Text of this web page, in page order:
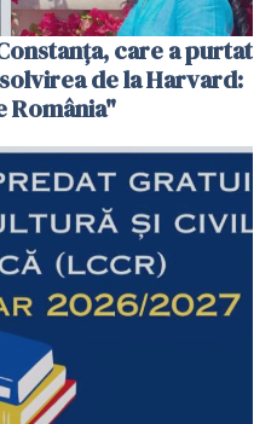
care a purtat
de la Harvard:
România"